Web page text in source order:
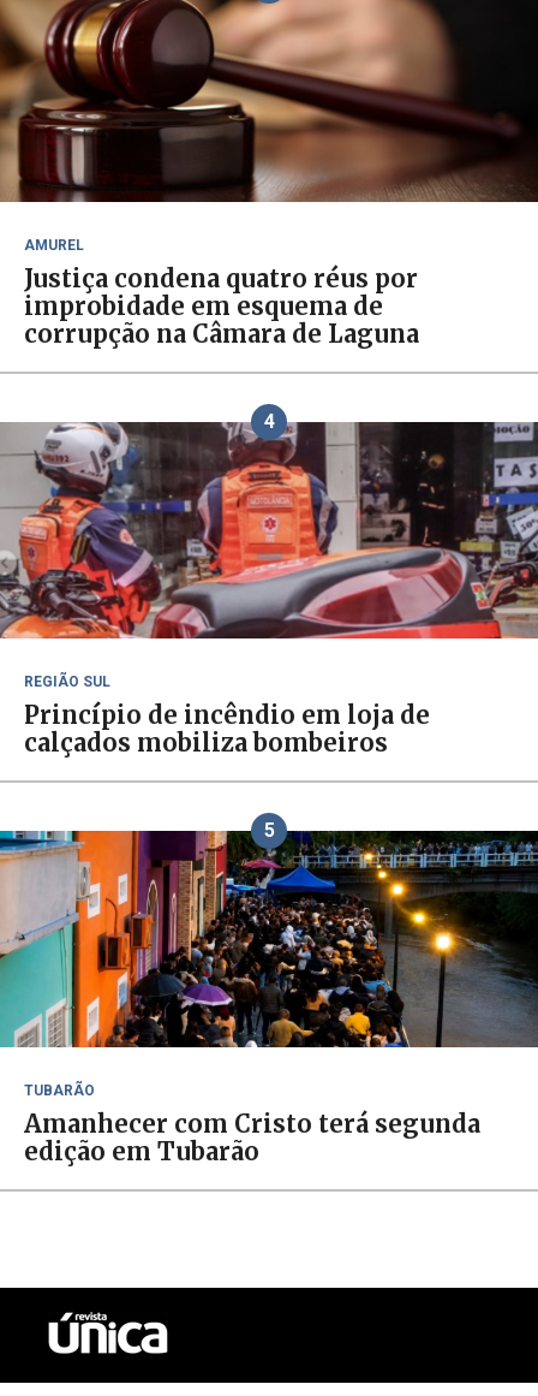
AMUREL
Justiça condena quatro réus por
improbidade em esquema de
corrupção na Câmara de Laguna
4
REGIÃO SUL
Princípio de incêndio em loja de
calçados mobiliza bombeiros
5
TUBARÃO
Amanhecer com Cristo terá segunda
edição em Tubarão